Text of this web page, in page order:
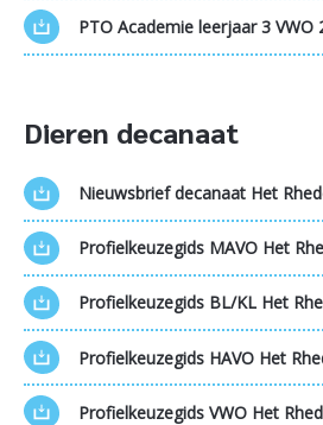
PTO Academie leerjaar 3 VWO
Dieren decanaat
Nieuwsbrief decanaat Het
Profielkeuzegids MAVO Het
Profielkeuzegids BL/KL Het
Profielkeuzegids HAVO Het
Profielkeuzegids VWO Het